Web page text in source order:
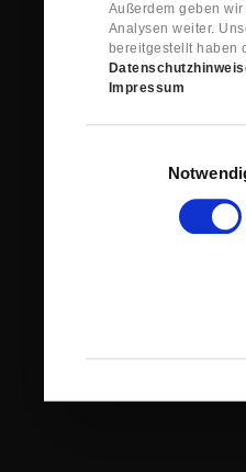
Außerdem geben
Analysen weiter.
bereitgestellt haben
Impressum